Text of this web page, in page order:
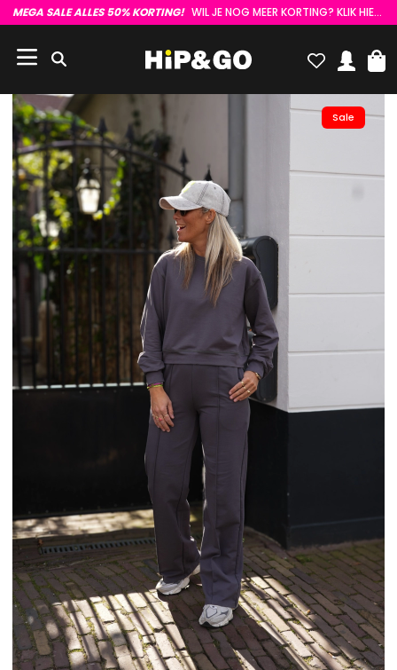
MEGA SALE ALLES 50% KORTING! WIL JE NOG MEER KORTING? KLIK HIER :)
Sale